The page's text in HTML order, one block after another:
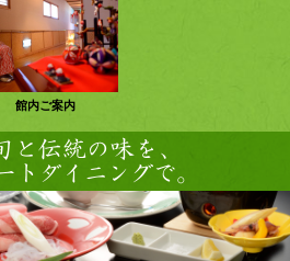
館内ご案内